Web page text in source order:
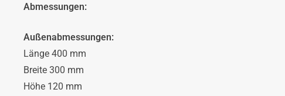
Abmessungen:
Außenabmessungen:
Länge 400 mm
Breite 300 mm
Höhe 120 mm